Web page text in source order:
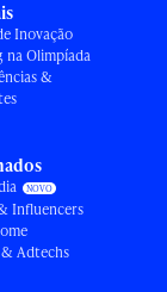
Inovação
na Olimpíada
&
Influencers
Adtechs